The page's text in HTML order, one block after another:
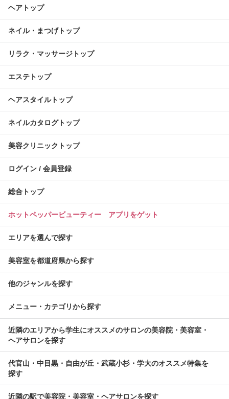
ヘアトップ
ネイル・まつげトップ
リラク・マッサージトップ
エステトップ
ヘアスタイルトップ
ネイルカタログトップ
美容クリニックトップ
ログイン / 会員登録
総合トップ
ホットペッパービューティー アプリをゲット
エリアを選んで探す
美容室を都道府県から探す
他のジャンルを探す
メニュー・カテゴリから探す
近隣のエリアから学生にオススメのサロンの美容院・美容室・
ヘアサロンを探す
代官山・中目黒・自由が丘・武蔵小杉・学大のオススメ特集を
探す
近隣の駅で美容院・美容室・ヘアサロンを探す